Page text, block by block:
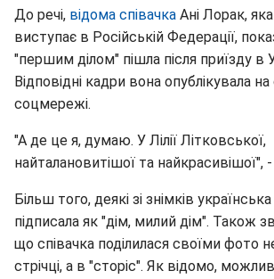
До речі, відома співачка Ані Лорак,
виступає в Російській Федерації,
"першим ділом" пішла після приїзду в
Відповідні кадри вона опублікувала на
соцмережі.
"А де це я, думаю. У Лілії Літковської,
найталановитішої та найкрасивішої",
Більш того, деякі зі знімків
підписала як "дім, милий дім". Також
що співачка поділилася своїми фото
стрічці, а в "сторіс". Як відомо,